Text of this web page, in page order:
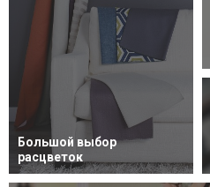
Большой выбор
расцветок